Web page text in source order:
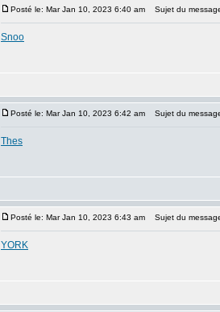
Posté le: Mar Jan 10, 2023 6:40 am Sujet du
Snoo
Posté le: Mar Jan 10, 2023 6:42 am Sujet du
Thes
Posté le: Mar Jan 10, 2023 6:43 am Sujet du
YORK